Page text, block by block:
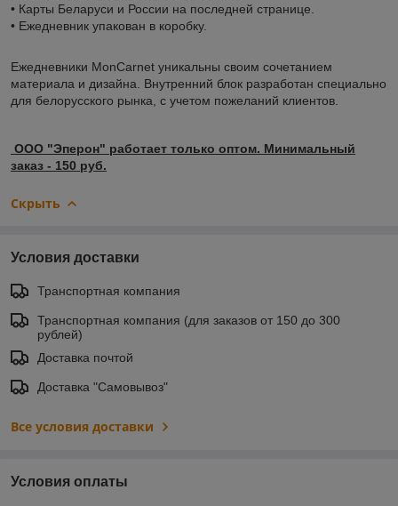
• Карты Беларуси и России на последней странице.
• Ежедневник упакован в коробку.
Ежедневники MonCarnet уникальны своим сочетанием
материала и дизайна. Внутренний блок разработан специально
для белорусского рынка, с учетом пожеланий клиентов.
ООО "Эперон" работает только оптом. Минимальный
заказ - 150 руб.
Скрыть
Условия доставки
Транспортная компания
Транспортная компания (для заказов от 150 до 300
рублей)
Доставка почтой
Доставка "Самовывоз"
Все условия доставки
Условия оплаты